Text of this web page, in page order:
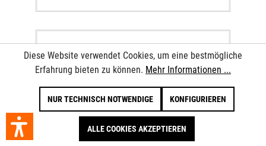
Diese Website verwendet Cookies, um eine bestmögliche
Erfahrung bieten zu können. Mehr Informationen ...
NUR TECHNISCH NOTWENDIGE KONFIGURIEREN
ALLE COOKIES AKZEPTIEREN